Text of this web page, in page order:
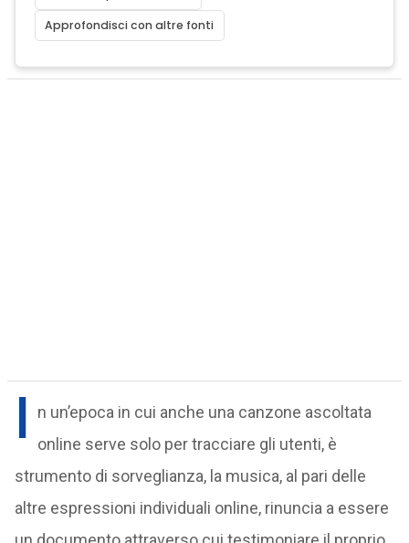
Approfondisci con altre fonti
I
n un’epoca in cui anche una canzone ascoltata
online serve solo per tracciare gli utenti, è
strumento di sorveglianza, la musica, al pari delle
altre espressioni individuali online, rinuncia a essere